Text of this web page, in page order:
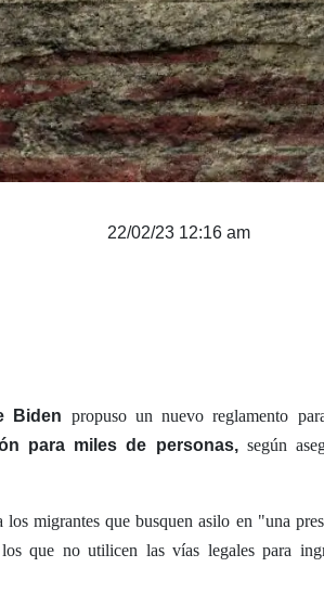
22/02/23 12:16 am
Biden propuso un nuevo reglamento
para miles de personas,según
migrantes que busquen asilo en "una
que no utilicen las vías legales para